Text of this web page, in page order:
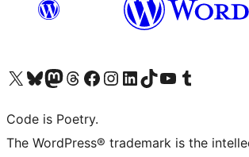
Bezoek ons X (voorheen Twitter) account
Bezoek onze Bluesky account
Bezoek ons Mastodon account
Bezoek onze Threads account
Onze Facebookpagina bezoeken
Bezoek onze Instagram account
Bezoek onze LinkedIn account
Bezoek onze TikTok account
Bezoek ons YouTube kanaalBezoek onze Tumblr account
Code is Poetry.
The WordPress® trademark is the